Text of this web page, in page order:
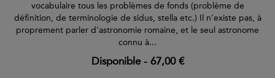
vocabulaire tous les problèmes de fonds (problème de
définition, de terminologie de sidus, stella etc.) Il n'existe pas, à
proprement parler d'astronomie romaine, et le seul astronome
connu à...
Disponible- 67,00 €